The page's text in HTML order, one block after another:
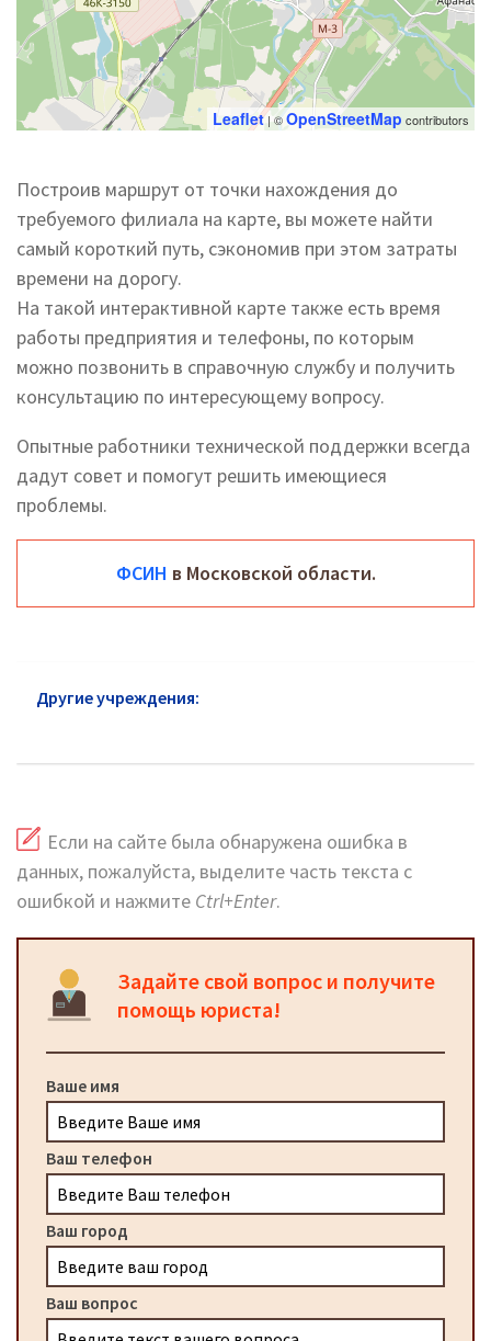
Leaflet| ©OpenStreetMap contributors
Построив маршрут от точки нахождения до
требуемого филиала на карте, вы можете найти
самый короткий путь, сэкономив при этом затраты
времени на дорогу.
На такой интерактивной карте также есть время
работы предприятия и телефоны, по которым
можно позвонить в справочную службу и получить
консультацию по интересующему вопросу.
Опытные работники технической поддержки всегда
дадут совет и помогут решить имеющиеся
проблемы.
ФСИН в Московской области.
Другие учреждения:
Если на сайте была обнаружена ошибка в
данных, пожалуйста, выделите часть текста с
ошибкой и нажмите Ctrl+Enter.
Задайте свой вопрос и получите
помощь юриста!
Ваше имя
Ваш телефон
Ваш город
Ваш вопрос